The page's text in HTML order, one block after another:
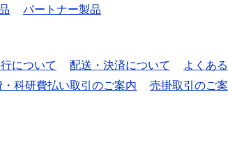
パートナー製品
について 配送・決済について
よくあ
科研費払い取引のご案内 売掛取引のご